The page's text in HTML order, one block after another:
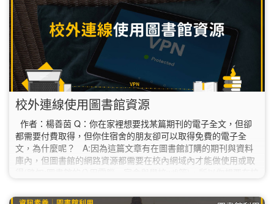
校外連線使用圖書館資源
作者：楊善茵 Q：你在家裡想要找某篇期刊的電子全文，但卻
都需要付費取得，但你住宿舍的朋友卻可以取得免費的電子全
文，為什麼呢？ A:因為這篇文章有在圖書館訂購的期刊與資料
庫內，但圖書館的網路資源都需要在校內網域內才能做使用或取